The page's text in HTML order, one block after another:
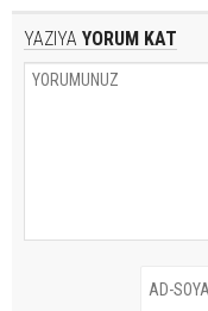
YAZIYA YORUM KAT